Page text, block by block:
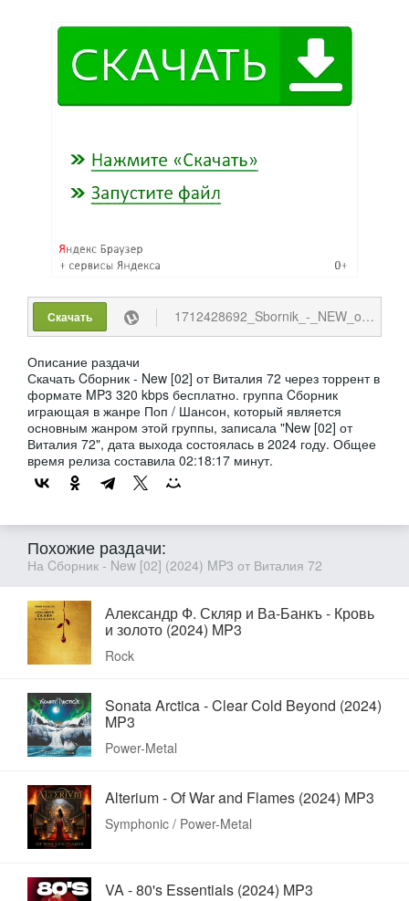
Скачать 1712428692_Sbornik_-_NEW_ot_Vitalija_72_02__2024.torrent
Описание раздачи
Скачать Cборник - New [02] от Виталия 72 через торрент в
формате MP3 320 kbps бесплатно. группа Cборник
играющая в жанре Поп / Шансон, который является
основным жанром этой группы, записала "New [02] от
Виталия 72", дата выхода состоялась в 2024 году. Общее
время релиза составила 02:18:17 минут.
Похожие раздачи:
На Cборник - New [02] (2024) MP3 от Виталия 72
Александр Ф. Скляр и Ва-Банкъ - Кровь
и золото (2024) MP3
Rock
Sonata Arctica - Clear Cold Beyond (2024)
MP3
Power-Metal
Alterium - Of War and Flames (2024) MP3
Symphonic / Power-Metal
VA - 80's Essentials (2024) MP3